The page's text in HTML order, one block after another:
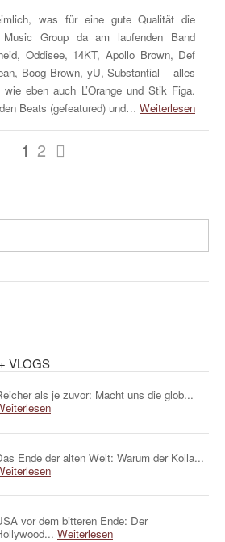
was für eine gute Qualität die
Group da am laufenden Band
Oddisee, 14KT, Apollo Brown, Def
Boog Brown, yU, Substantial – alles
eben auch L’Orange und Stik Figa.
Beats (gefeatured) und… Weiterlesen
1 2
VLOGS
als je zuvor: Macht uns die glob...
Ende der alten Welt: Warum der Kolla...
vor dem bitteren Ende: Der
Weiterlesen